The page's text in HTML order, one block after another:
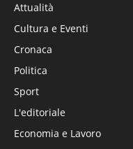
Attualità
Cultura e Eventi
Cronaca
Politica
Sport
L'editoriale
Economia e Lavoro